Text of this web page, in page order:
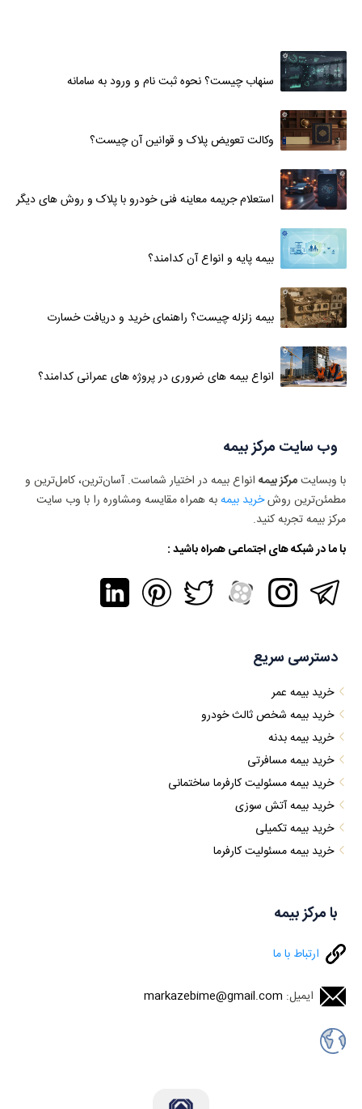
سنهاب چیست؟ نحوه ثبت نام و ورود به سامانه
وکالت تعویض پلاک و قوانین آن چیست؟
استعلام جریمه معاینه فنی خودرو با پلاک و روش های دیگر
بیمه پایه و انواع آن کدامند؟
بیمه زلزله چیست؟ راهنمای خرید و دریافت خسارت
انواع بیمه های ضروری در پروژه های عمرانی کدامند؟
وب سایت مرکز بیمه
با وبسایتمرکز بیمه انواع بیمه در اختیار شماست. آسان‌ترین، کامل‌ترین و
مطمئن‌ترین روشخرید بیمهبه همراه مقایسه ومشاوره را با وب سایت
مرکز بیمه تجربه کنید.
با ما در شبکه های اجتماعی همراه باشید :
دسترسی سریع
خرید بیمه عمر
خرید بیمه شخص ثالث خودرو
خرید بیمه بدنه
خرید بیمه مسافرتی
خرید بیمه مسئولیت کارفرما ساختمانی
خرید بیمه آتش سوزی
خرید بیمه تکمیلی
خرید بیمه مسئولیت کارفرما
با مرکز بیمه
ارتباط با ما
ایمیل: markazebime@gmail.com